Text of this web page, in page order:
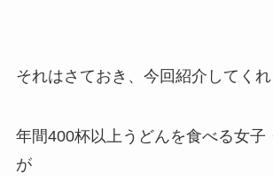
それはさておき、今回紹介してくれ
年間400杯以上 うどんを食べる女子
が